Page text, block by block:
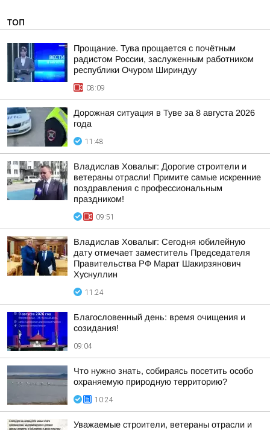
ТОП
Прощание. Тува прощается с почётным
радистом России, заслуженным работником
республики Очуром Шириндуу
08:09
Дорожная ситуация в Туве за 8 августа 2026
года
11:48
Владислав Ховалыг: Дорогие строители и
ветераны отрасли! Примите самые искренние
поздравления с профессиональным
праздником!
09:51
Владислав Ховалыг: Сегодня юбилейную
дату отмечает заместитель Председателя
Правительства РФ Марат Шакирзянович
Хуснуллин
11:24
Благословенный день: время очищения и
созидания!
09:04
Что нужно знать, собираясь посетить особо
охраняемую природную территорию?
10:24
Уважаемые строители, ветераны отрасли и